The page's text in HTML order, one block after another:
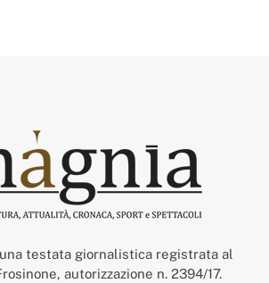
testata giornalistica registrata al
autorizzazione n. 2394/17.